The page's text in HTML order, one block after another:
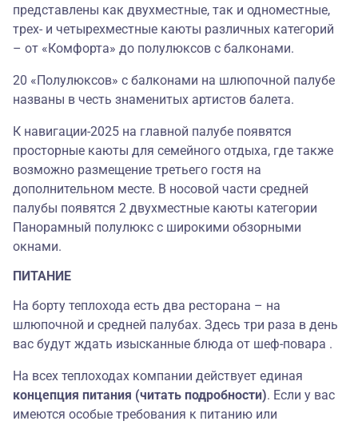
представлены как двухместные, так и одноместные,
трех- и четырехместные каюты различных категорий
– от «Комфорта» до полулюксов с балконами.
20 «Полулюксов» с балконами на шлюпочной палубе
названы в честь знаменитых артистов балета.
К навигации-2025 на главной палубе появятся
просторные каюты для семейного отдыха, где также
возможно размещение третьего гостя на
дополнительном месте. В носовой части средней
палубы появятся 2 двухместные каюты категории
Панорамный полулюкс c широкими обзорными
окнами.
ПИТАНИЕ
На борту теплохода есть два ресторана – на
шлюпочной и средней палубах. Здесь три раза в день
вас будут ждать изысканные блюда от шеф-повара .
На всех теплоходах компании действует единая
концепция питания (читать подробности). Если у вас
имеются особые требования к питанию или